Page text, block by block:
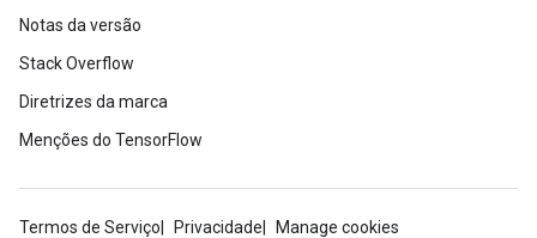
Notas da versão
Stack Overflow
Diretrizes da marca
Menções do TensorFlow
Termos de Serviço Privacidade
Manage cookies